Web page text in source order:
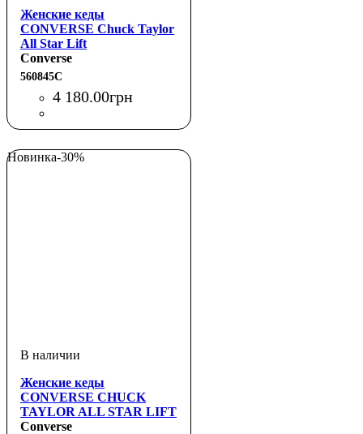
Женские кеды
CONVERSE Chuck Taylor
All Star Lift
Converse
560845C
4 180.00грн
Новинка-30%
Женские кеды
CONVERSE CHUCK
TAYLOR ALL STAR LIFT
OX
Converse